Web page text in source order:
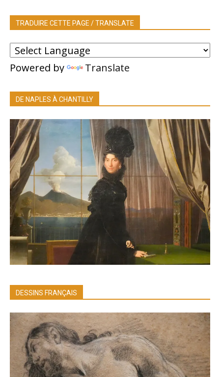
TRADUIRE CETTE PAGE / TRANSLATE
Powered by Translate
DE NAPLES À CHANTILLY
DESSINS FRANÇAIS